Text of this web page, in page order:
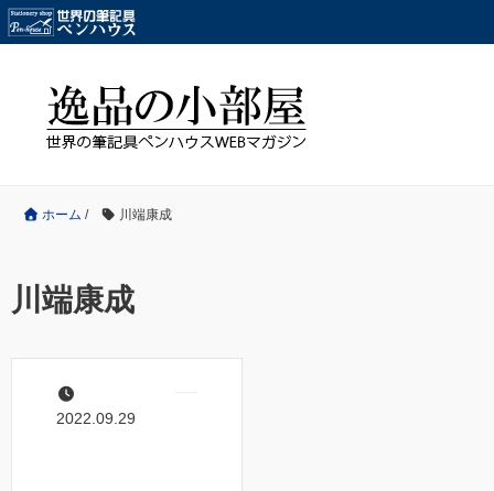
ホーム / 川端康成
川端康成
2022.09.29